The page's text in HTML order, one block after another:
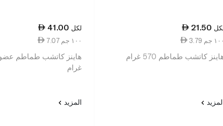
21.50
3.79 ١٠٠ جم
كاتشب طماطم 570 غرام
41.00 لكل
7.07 ١٠٠ جم
غرام
المزيد